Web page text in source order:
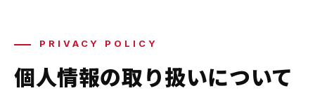
PRIVACY POLICY
個人情報の取り扱いについて